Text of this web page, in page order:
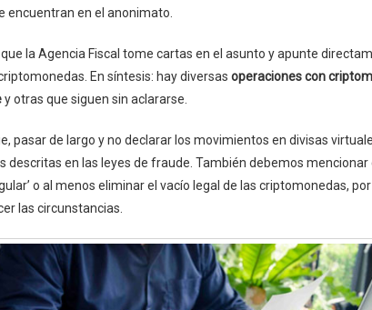
encuentran en el anonimato.
la Agencia Fiscal tome cartas en el asunto y apunte
En síntesis: hay diversas operaciones con
y otras que siguen sin aclararse.
pasar de largo y no declarar los movimientos en divisas
descritas en las leyes de fraude. También debemos mencionar
o al menos eliminar el vacío legal de las criptomonedas,
las circunstancias.